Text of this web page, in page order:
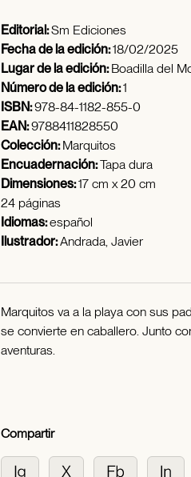
Editorial:Sm Ediciones
Fecha de la edición:18/02/2025
Lugar de la edición:Boadilla del
Número de la edición:1
ISBN:978-84-1182-855-0
EAN:9788411828550
Colección:Marquitos
Encuadernación:Tapa dura
Dimensiones:17 cm x 20 cm
24 páginas
Idiomas:español
Ilustrador:Andrada, Javier
Marquitos va a la playa con sus
se convierte en caballero. Junto
aventuras.
Compartir